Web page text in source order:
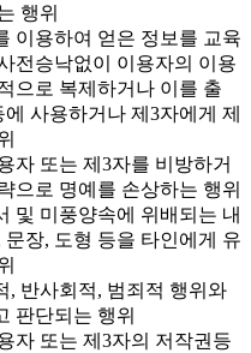
행위
이용하여 얻은 정보를 교육
전승낙없이 이용자의 이용
으로 복제하거나 이를 출
에 사용하거나 제3자에게 제
자 또는 제3자를 비방하거
으로 명예를 손상하는 행위
및 미풍양속에 위배되는 내
문장, 도형 등을 타인에게 유
, 반사회적, 범죄적 행위와
판단되는 행위
자 또는 제3자의 저작권등